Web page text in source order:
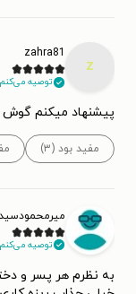
z
zahra81
توصیه
پیشنهاد میکنم گوش
مفید بود (۳)
توصیه
به نظرم هر پسر و